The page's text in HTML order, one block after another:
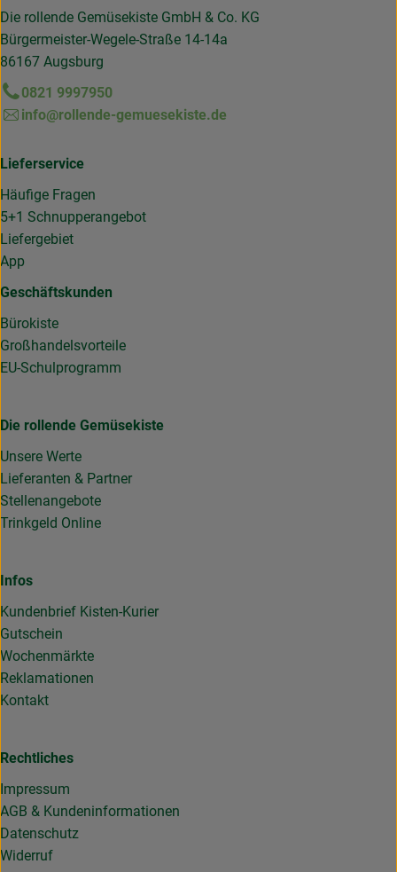
Die rollende Gemüsekiste GmbH & Co. KG
Bürgermeister-Wegele-Straße 14-14a
86167 Augsburg
0821 9997950
info@rollende-gemuesekiste.de
Lieferservice
Häufige Fragen
5+1 Schnupperangebot
Liefergebiet
App
Geschäftskunden
Bürokiste
Großhandelsvorteile
EU-Schulprogramm
Die rollende Gemüsekiste
Unsere Werte
Lieferanten & Partner
Stellenangebote
Trinkgeld Online
Infos
Kundenbrief Kisten-Kurier
Gutschein
Wochenmärkte
Reklamationen
Kontakt
Rechtliches
Impressum
AGB & Kundeninformationen
Datenschutz
Widerruf